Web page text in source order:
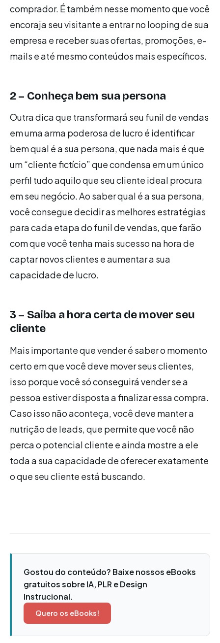
comprador. É também nesse momento que você
encoraja seu visitante a entrar no looping de sua
empresa e receber suas ofertas, promoções, e-
mails e até mesmo conteúdos mais específicos.
2 – Conheça bem sua persona
Outra dica que transformará seu funil de vendas
em uma arma poderosa de lucro é identificar
bem qual é a sua persona, que nada mais é que
um “cliente fictício” que condensa em um único
perfil tudo aquilo que seu cliente ideal procura
em seu negócio. Ao saber qual é a sua persona,
você consegue decidir as melhores estratégias
para cada etapa do funil de vendas, que farão
com que você tenha mais sucesso na hora de
captar novos clientes e aumentar a sua
capacidade de lucro.
3 – Saiba a hora certa de mover seu
cliente
Mais importante que vender é saber o momento
certo em que você deve mover seus clientes,
isso porque você só conseguirá vender se a
pessoa estiver disposta a finalizar essa compra.
Caso isso não aconteça, você deve manter a
nutrição de leads, que permite que você não
perca o potencial cliente e ainda mostre a ele
toda a sua capacidade de oferecer exatamente
o que seu cliente está buscando.
Gostou do conteúdo? Baixe nossos eBooks
gratuitos sobre IA, PLR e Design
Instrucional.
Quero os eBooks!